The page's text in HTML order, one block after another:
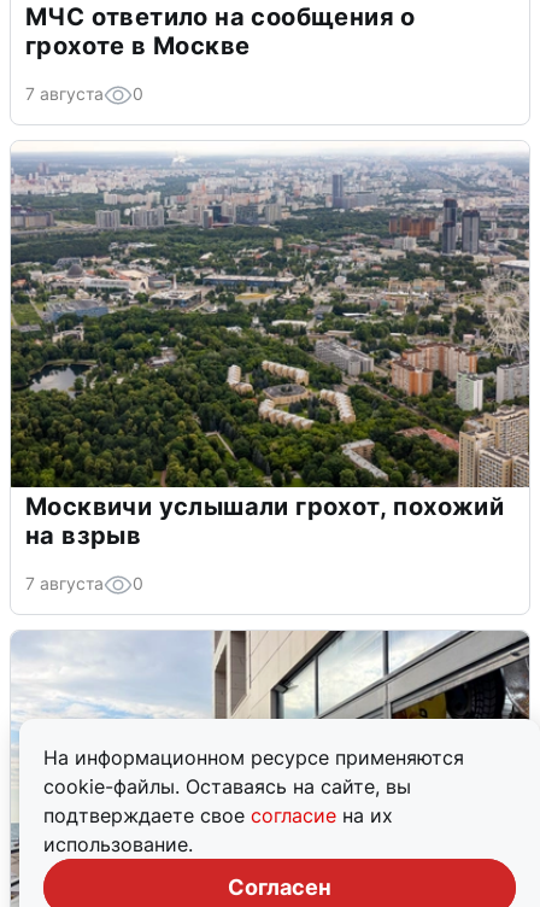
На информационном ресурсе применяются
cookie-файлы. Оставаясь на сайте, вы
подтверждаете свое согласие на их
использование.
Согласен
МЧС ответило на сообщения о
грохоте в Москве
7 августа 0
Москвичи услышали грохот, похожий
на взрыв
7 августа 0